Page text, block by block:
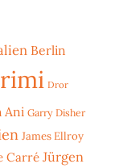
Berlin
Dror
Ani Garry Disher
James Ellroy
Carré Jürgen